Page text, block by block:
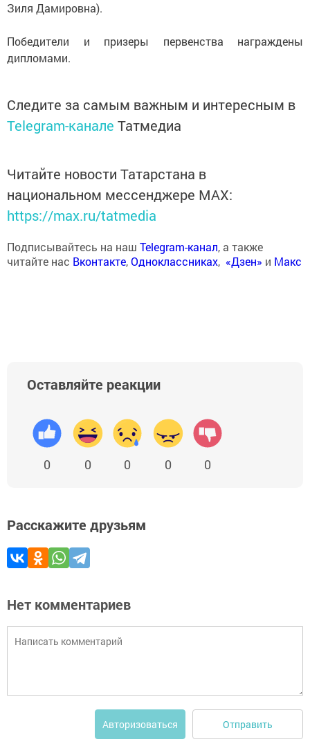
Зиля Дамировна).
Победители и призеры первенства награждены
дипломами.
Следите за самым важным и интересным в
Telegram-канале Татмедиа
Читайте новости Татарстана в
национальном мессенджере MАХ:
https://max.ru/tatmedia
Подписывайтесь на наш Telegram-канал, а также
читайте нас Вконтакте,Одноклассниках, «Дзен» и Макс
Оставляйте реакции
0 0 0 0 0
Расскажите друзьям
Нет комментариев
Авторизоваться Отправить